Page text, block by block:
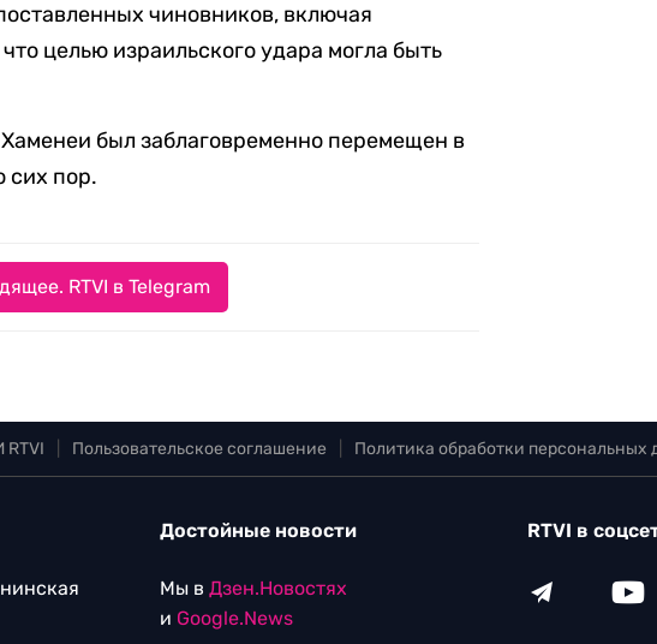
чиновников, включая
целью израильского удара могла быть
был заблаговременно перемещен в
сих пор.
RTVI в Telegram
Пользовательское соглашение Политика обработки персональных
Достойные новости
Мы в Дзен.Новостях
и Google.News
RTVI в